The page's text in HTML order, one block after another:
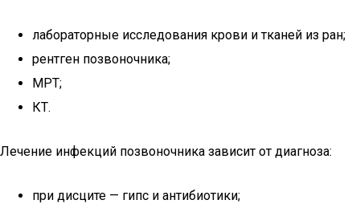
лабораторные исследования крови и тканей из ран;
рентген позвоночника;
МРТ;
КТ.
Лечение инфекций позвоночника зависит от диагноза:
при дисците — гипс и антибиотики;